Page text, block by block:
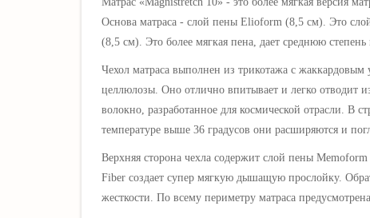
Основа матраса - слой пены Elioform (8,5 см). Это
(8,5 см). Это более мягкая пена, дает среднюю
Чехол матраса выполнен из трикотажа с жаккардовым
целлюлозы. Оно отлично впитывает и легко отводит
волокно, разработанное для космической отрасли. В
температуре выше 36 градусов они расширяются и
Верхняя сторона чехла содержит слой пены
Fiber создает супер мягкую дышащую прослойку.
жесткости. По всему периметру матраса